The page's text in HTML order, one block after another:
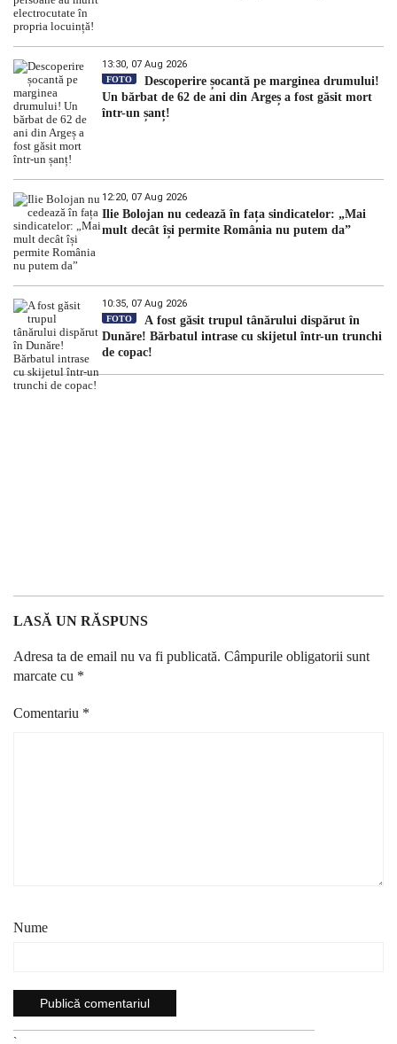
13:30, 07 Aug 2026
FOTO
Descoperire șocantă pe marginea drumului!
Un bărbat de 62 de ani din Argeș a fost găsit mort
într-un șanț!
12:20, 07 Aug 2026
Ilie Bolojan nu cedează în fața sindicatelor: „Mai
mult decât își permite România nu putem da”
10:35, 07 Aug 2026
FOTO
A fost găsit trupul tânărului dispărut în
Dunăre! Bărbatul intrase cu skijetul într-un trunchi
de copac!
LASĂ UN RĂSPUNS
Adresa ta de email nu va fi publicată. Câmpurile obligatorii sunt
marcate cu *
Comentariu *
Nume
`